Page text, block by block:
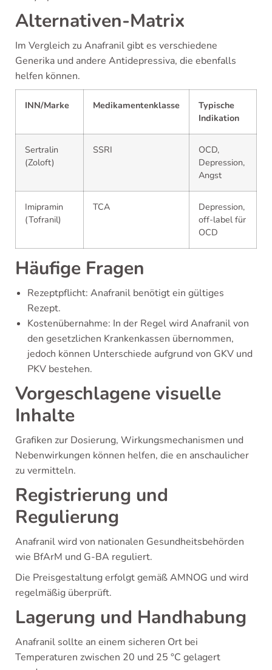
Alternativen-Matrix
Im Vergleich zu Anafranil gibt es verschiedene
Generika und andere Antidepressiva, die ebenfalls
helfen können.
INN/Marke Medikamentenklasse
Typische
Indikation
Sertralin
(Zoloft)
SSRI
OCD,
Depression,
Angst
Imipramin
(Tofranil)
TCA
Depression,
off-label für
OCD
Häufige Fragen
Rezeptpflicht: Anafranil benötigt ein gültiges
Rezept.
Kostenübernahme: In der Regel wird Anafranil von
den gesetzlichen Krankenkassen übernommen,
jedoch können Unterschiede aufgrund von GKV und
PKV bestehen.
Vorgeschlagene visuelle
Inhalte
Grafiken zur Dosierung, Wirkungsmechanismen und
Nebenwirkungen können helfen, die en anschaulicher
zu vermitteln.
Registrierung und
Regulierung
Anafranil wird von nationalen Gesundheitsbehörden
wie BfArM und G-BA reguliert.
Die Preisgestaltung erfolgt gemäß AMNOG und wird
regelmäßig überprüft.
Lagerung und Handhabung
Anafranil sollte an einem sicheren Ort bei
Temperaturen zwischen 20 und 25 °C gelagert